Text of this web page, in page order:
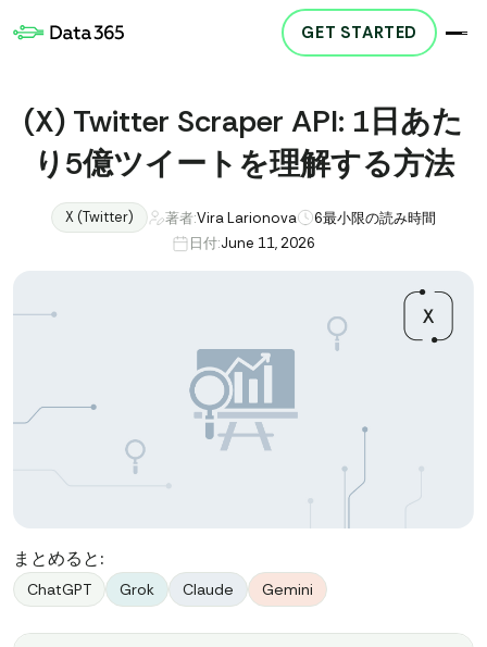
GET STARTED
(X) Twitter Scraper API: 1日あた
り5億ツイートを理解する方法
X (Twitter) 著者:Vira Larionova 6最小限の読み時間
日付:June 11, 2026
まとめると:
ChatGPT Grok Claude Gemini